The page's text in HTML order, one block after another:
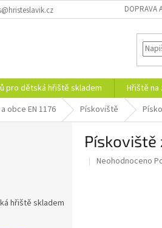
DOPRAVA
pro dětská hřiště skladem Hřiště na
obce EN 1176 Pískoviště
hřiště skladem
Pískoviště
Průměrné
Neohodnoceno